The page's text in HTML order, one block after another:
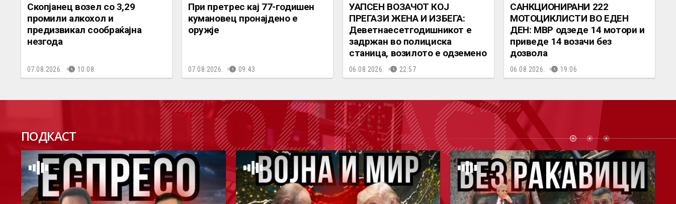
Скопјанец возел со 3,29
промили алкохол и
предизвикал сообраќајна
незгода
07.08.2026. 10:08
При претрес кај 77-годишен
кумановец пронајдено е
оружје
07.08.2026. 09:43
УАПСЕН ВОЗАЧОТ КОЈ
ПРЕГАЗИ ЖЕНА И ИЗБЕГА:
Деветнаесетгодишникот е
задржан во полициска
станица, возилото е одземено
06.08.2026. 22:57
САНКЦИОНИРАНИ 222
МОТОЦИКЛИСТИ ВО ЕДЕН
ДЕН: МВР одзеде 14 мотори и
приведе 14 возачи без
дозвола
06.08.2026. 19:06
ПОДКАСТ ПОДКАСТ